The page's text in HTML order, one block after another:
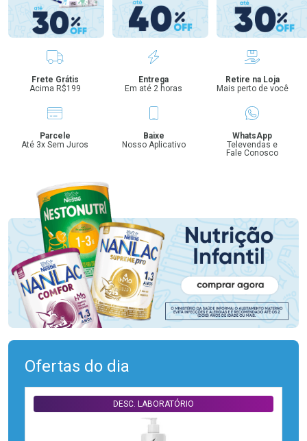
Benefícios
Frete Grátis
Acima R$199
Entrega
Em até 2 horas
Retire na Loja
Mais perto de você
Parcele
Até 3x Sem Juros
Baixe
Nosso Aplicativo
WhatsApp
Televendas e
Fale Conosco
Ofertas do dia
DESC. LABORATÓRIO